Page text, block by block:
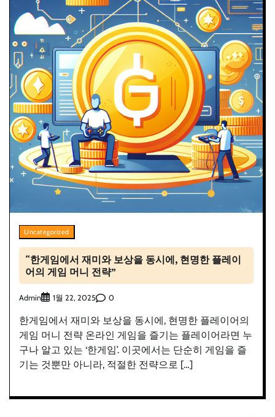
Uncategorized
“한게임에서 재미와 보상을 동시에, 현명한 플레이
어의 게임 머니 전략”
Admin 1월 22, 2025 0
한게임에서 재미와 보상을 동시에, 현명한 플레이어의
게임 머니 전략 온라인 게임을 즐기는 플레이어라면 누
구나 알고 있는 ‘한게임’. 이곳에서는 단순히 게임을 즐
기는 것뿐만 아니라, 적절한 전략으로 […]